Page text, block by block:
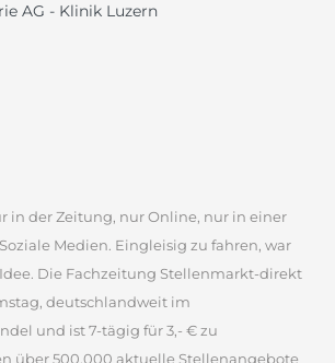
AG - Klinik Luzern
in der Zeitung, nur Online, nur in einer
Medien. Eingleisig zu fahren, war
Die Fachzeitung Stellenmarkt-direkt
deutschlandweit im
und ist 7-tägig für 3,- € zu
über 500.000 aktuelle Stellenangebote